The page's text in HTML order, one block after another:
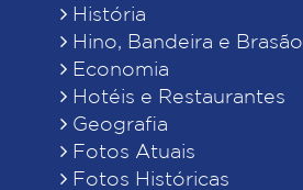
História
Hino, Bandeira e Brasão
Economia
Hotéis e Restaurantes
Geografia
Fotos Atuais
Fotos Históricas